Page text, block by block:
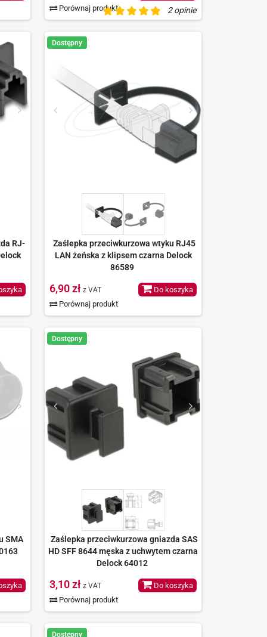
2 opinie
Porównaj produkt
RJ-
Dostępny
Zaślepka przeciwkurzowa wtyku RJ45
LAN żeńska z klipsem czarna Delock
86589
6,90 zł z VAT
Porównaj produkt
Do koszyka
SMA
Dostępny
Zaślepka przeciwkurzowa gniazda SAS
HD SFF 8644 męska z uchwytem czarna
Delock 64012
3,10 zł z VAT
Porównaj produkt
Do koszyka
Dostępny